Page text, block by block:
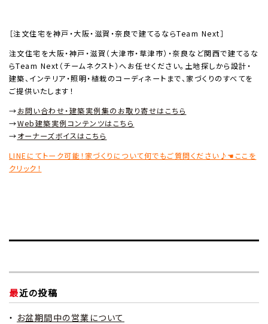
［注文住宅を神戸・大阪・滋賀・奈良で建てるならTeam Next］
注文住宅を大阪・神戸・滋賀（大津市・草津市）・奈良など関西で建てるな
らTeam Next（チームネクスト）へお任せください。土地探しから設計・
建築、インテリア・照明・植栽のコーディネートまで、家づくりのすべてを
ご提供いたします！
→お問い合わせ・建築実例集のお取り寄せはこちら
→Web建築実例コンテンツはこちら
→オーナーズボイスはこちら
LINEにてトーク可能！家づくりについて何でもご質問ください♪☚ここを
クリック！
最近の投稿
お盆期間中の営業について